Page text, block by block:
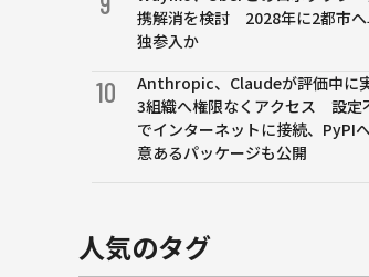
携解消を検討 2028年に2都市へ
独参入か
10
Anthropic、Claudeが評価中に
3組織へ権限なくアクセス 設定
でインターネットに接続、PyPI
意あるパッケージも公開
人気のタグ